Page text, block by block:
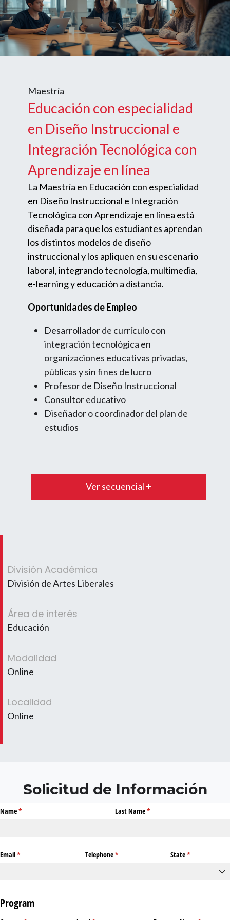
Maestría
Educación con especialidad
en Diseño Instruccional e
Integración Tecnológica con
Aprendizaje en línea
La Maestría en Educación con especialidad
en Diseño Instruccional e Integración
Tecnológica con Aprendizaje en línea está
diseñada para que los estudiantes aprendan
los distintos modelos de diseño
instruccional y los apliquen en su escenario
laboral, integrando tecnología, multimedia,
e-learning y educación a distancia.
Oportunidades de Empleo
Desarrollador de currículo con
integración tecnológica en
organizaciones educativas privadas,
públicas y sin fines de lucro
Profesor de Diseño Instruccional
Consultor educativo
Diseñador o coordinador del plan de
estudios
Ver secuencial +
División Académica
División de Artes Liberales
Área de interés
Educación
Modalidad
Online
Localidad
Online
Solicitud de Información